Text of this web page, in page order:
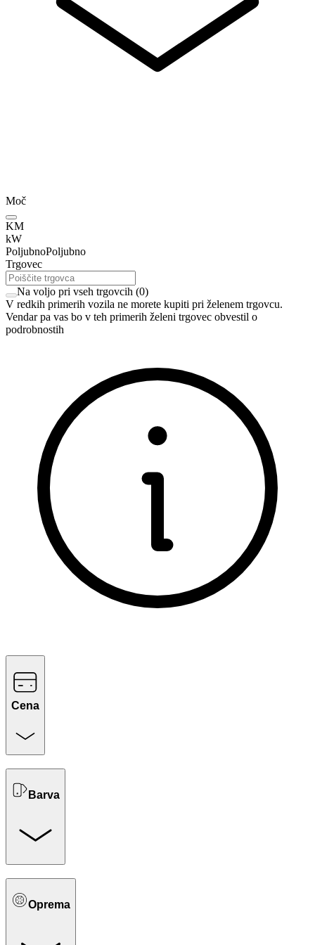
Moč
KM
kW
PoljubnoPoljubno
Trgovec
Na voljo pri vseh trgovcih (0)
V redkih primerih vozila ne morete kupiti pri želenem trgovcu.
Vendar pa vas bo v teh primerih želeni trgovec obvestil o
podrobnostih
Cena
Barva
Oprema